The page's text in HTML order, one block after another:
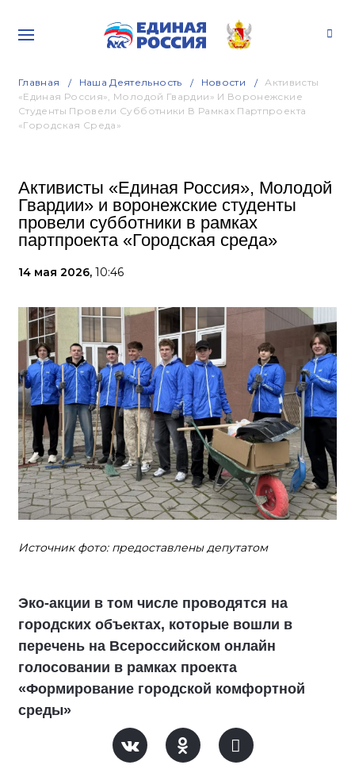
Главная Наша Деятельность Новости
Активисты
«Единая Россия», Молодой Гвардии» И Воронежские
Студенты Провели Субботники В Рамках Партпроекта
«Городская Среда»
Активисты «Единая Россия», Молодой
Гвардии» и воронежские студенты
провели субботники в рамках
партпроекта «Городская среда»
14 мая 2026, 10:46
Источник фото: предоставлены депутатом
Эко-акции в том числе проводятся на
городских объектах, которые вошли в
перечень на Всероссийском онлайн
голосовании в рамках проекта
«Формирование городской комфортной
среды»